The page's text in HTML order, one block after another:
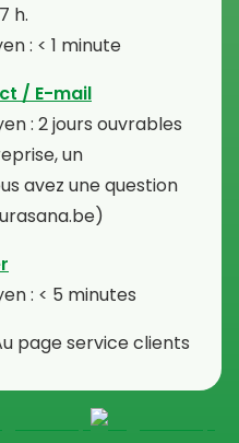
h.
: < 1 minute
/ E-mail
: 2 jours ouvrables
un
avez une question
: < 5 minutes
page service clients